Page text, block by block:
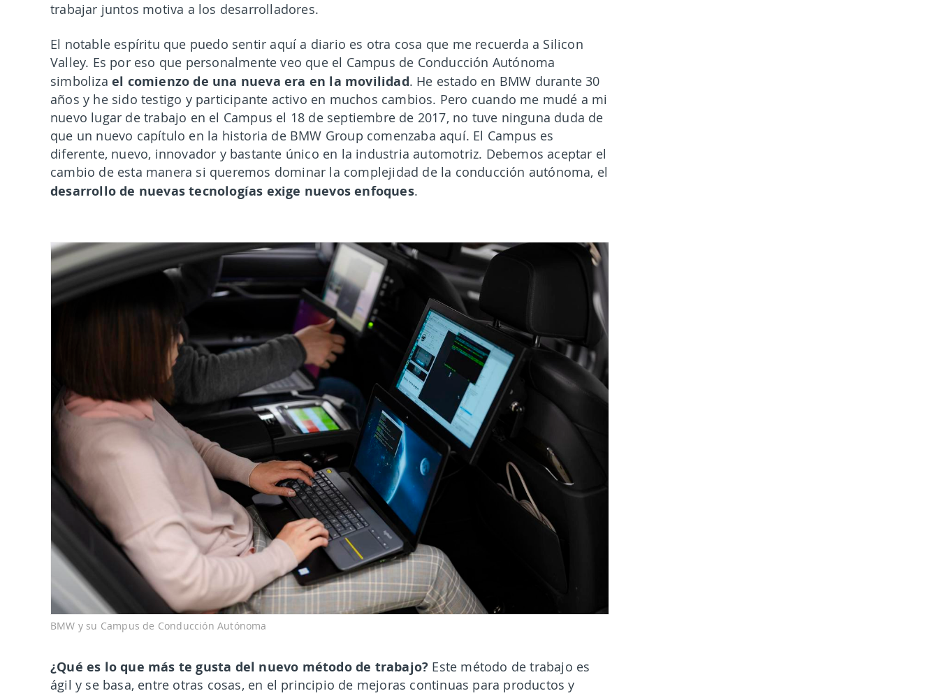
trabajar juntos motiva a los desarrolladores.
El notable espíritu que puedo sentir aquí a diario es otra cosa que me recuerda a Silicon
Valley. Es por eso que personalmente veo que el Campus de Conducción Autónoma
simboliza el comienzo de una nueva era en la movilidad. He estado en BMW durante 30
años y he sido testigo y participante activo en muchos cambios. Pero cuando me mudé a mi
nuevo lugar de trabajo en el Campus el 18 de septiembre de 2017, no tuve ninguna duda de
que un nuevo capítulo en la historia de BMW Group comenzaba aquí. El Campus es
diferente, nuevo, innovador y bastante único en la industria automotriz. Debemos aceptar el
cambio de esta manera si queremos dominar la complejidad de la conducción autónoma, el
desarrollo de nuevas tecnologías exige nuevos enfoques.
BMW y su Campus de Conducción Autónoma
¿Qué es lo que más te gusta del nuevo método de trabajo? Este método de trabajo es
ágil y se basa, entre otras cosas, en el principio de mejoras continuas para productos y